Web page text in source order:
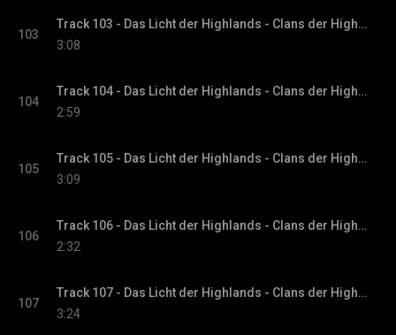
103
Track 103 - Das Licht der Highlands - Clans der Highlands-Reihe, Band 1
3:08
104
Track 104 - Das Licht der Highlands - Clans der Highlands-Reihe, Band 1
2:59
105
Track 105 - Das Licht der Highlands - Clans der Highlands-Reihe, Band 1
3:09
106
Track 106 - Das Licht der Highlands - Clans der Highlands-Reihe, Band 1
2:32
107
Track 107 - Das Licht der Highlands - Clans der Highlands-Reihe, Band 1
3:24